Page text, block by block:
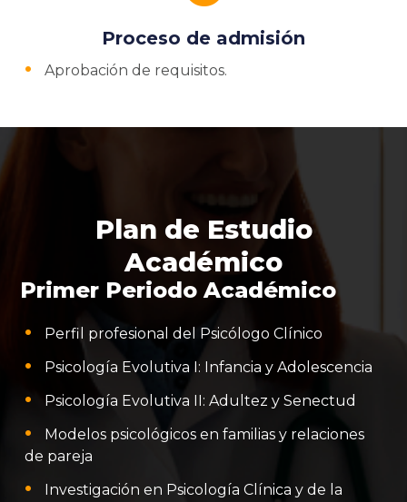
Proceso de admisión
Aprobación de requisitos.
Plan de Estudio
Académico
Primer Periodo Académico
Perfil profesional del Psicólogo Clínico
Psicología Evolutiva I: Infancia y Adolescencia
Psicología Evolutiva II: Adultez y Senectud
Modelos psicológicos en familias y relaciones
de pareja
Investigación en Psicología Clínica y de la